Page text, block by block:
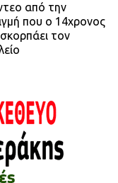
από την
που ο 14χρονος
σκορπάει τον